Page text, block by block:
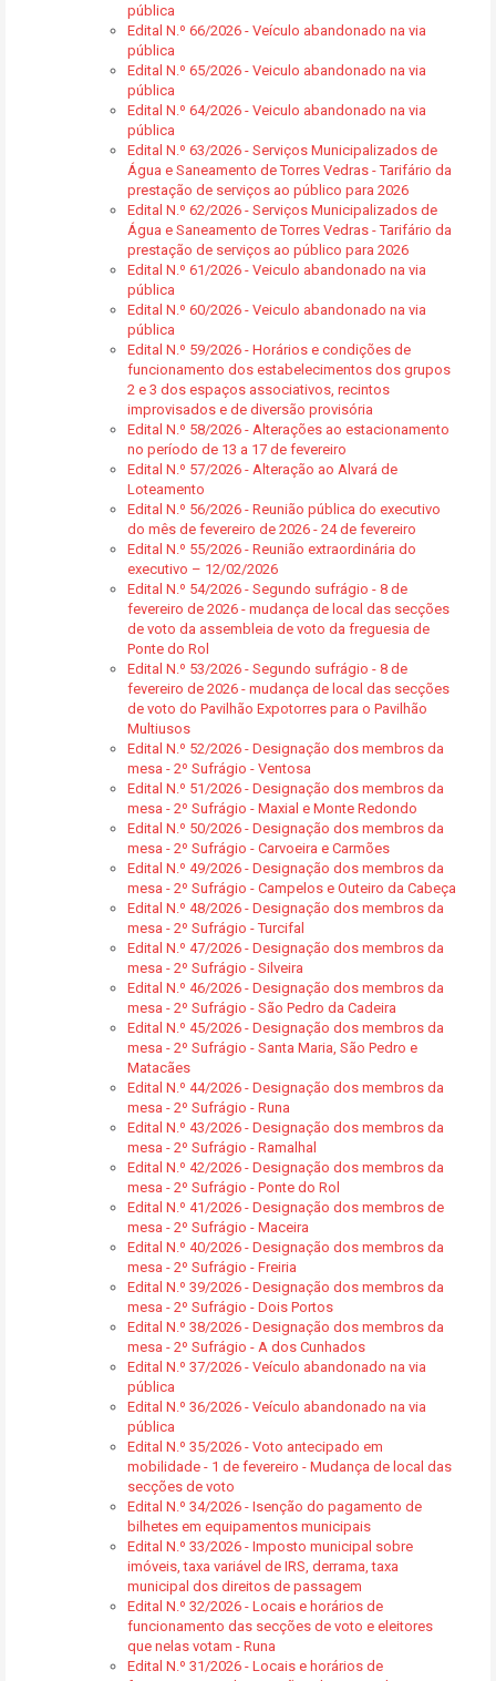
pública
Edital N.º 66/2026 - Veículo abandonado na via
pública
Edital N.º 65/2026 - Veiculo abandonado na via
pública
Edital N.º 64/2026 - Veiculo abandonado na via
pública
Edital N.º 63/2026 - Serviços Municipalizados de
Água e Saneamento de Torres Vedras - Tarifário da
prestação de serviços ao público para 2026
Edital N.º 62/2026 - Serviços Municipalizados de
Água e Saneamento de Torres Vedras - Tarifário da
prestação de serviços ao público para 2026
Edital N.º 61/2026 - Veiculo abandonado na via
pública
Edital N.º 60/2026 - Veiculo abandonado na via
pública
Edital N.º 59/2026 - Horários e condições de
funcionamento dos estabelecimentos dos grupos
2 e 3 dos espaços associativos, recintos
improvisados e de diversão provisória
Edital N.º 58/2026 - Alterações ao estacionamento
no período de 13 a 17 de fevereiro
Edital N.º 57/2026 - Alteração ao Alvará de
Loteamento
Edital N.º 56/2026 - Reunião pública do executivo
do mês de fevereiro de 2026 - 24 de fevereiro
Edital N.º 55/2026 - Reunião extraordinária do
executivo – 12/02/2026
Edital N.º 54/2026 - Segundo sufrágio - 8 de
fevereiro de 2026 - mudança de local das secções
de voto da assembleia de voto da freguesia de
Ponte do Rol
Edital N.º 53/2026 - Segundo sufrágio - 8 de
fevereiro de 2026 - mudança de local das secções
de voto do Pavilhão Expotorres para o Pavilhão
Multiusos
Edital N.º 52/2026 - Designação dos membros da
mesa - 2º Sufrágio - Ventosa
Edital N.º 51/2026 - Designação dos membros da
mesa - 2º Sufrágio - Maxial e Monte Redondo
Edital N.º 50/2026 - Designação dos membros da
mesa - 2º Sufrágio - Carvoeira e Carmões
Edital N.º 49/2026 - Designação dos membros da
mesa - 2º Sufrágio - Campelos e Outeiro da Cabeça
Edital N.º 48/2026 - Designação dos membros da
mesa - 2º Sufrágio - Turcifal
Edital N.º 47/2026 - Designação dos membros da
mesa - 2º Sufrágio - Silveira
Edital N.º 46/2026 - Designação dos membros da
mesa - 2º Sufrágio - São Pedro da Cadeira
Edital N.º 45/2026 - Designação dos membros da
mesa - 2º Sufrágio - Santa Maria, São Pedro e
Matacães
Edital N.º 44/2026 - Designação dos membros da
mesa - 2º Sufrágio - Runa
Edital N.º 43/2026 - Designação dos membros da
mesa - 2º Sufrágio - Ramalhal
Edital N.º 42/2026 - Designação dos membros da
mesa - 2º Sufrágio - Ponte do Rol
Edital N.º 41/2026 - Designação dos membros de
mesa - 2º Sufrágio - Maceira
Edital N.º 40/2026 - Designação dos membros da
mesa - 2º Sufrágio - Freiria
Edital N.º 39/2026 - Designação dos membros da
mesa - 2º Sufrágio - Dois Portos
Edital N.º 38/2026 - Designação dos membros da
mesa - 2º Sufrágio - A dos Cunhados
Edital N.º 37/2026 - Veículo abandonado na via
pública
Edital N.º 36/2026 - Veículo abandonado na via
pública
Edital N.º 35/2026 - Voto antecipado em
mobilidade - 1 de fevereiro - Mudança de local das
secções de voto
Edital N.º 34/2026 - Isenção do pagamento de
bilhetes em equipamentos municipais
Edital N.º 33/2026 - Imposto municipal sobre
imóveis, taxa variável de IRS, derrama, taxa
municipal dos direitos de passagem
Edital N.º 32/2026 - Locais e horários de
funcionamento das secções de voto e eleitores
que nelas votam - Runa
Edital N.º 31/2026 - Locais e horários de